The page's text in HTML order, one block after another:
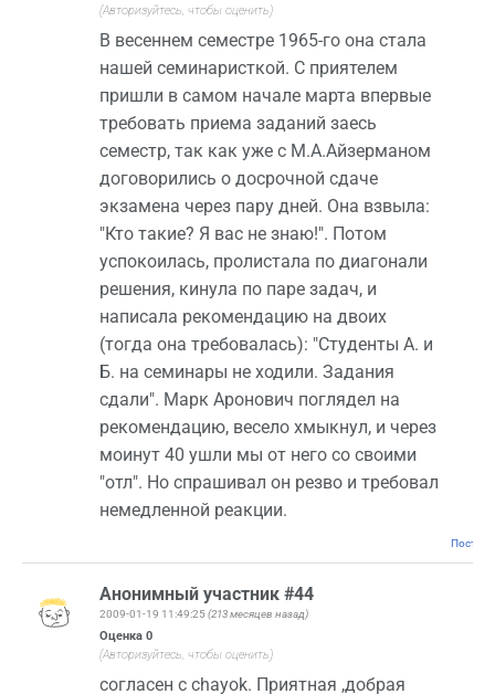
(Авторизуйтесь, чтобы оценить)
В весеннем семестре 1965-го она стала
нашей семинаристкой. С приятелем
пришли в самом начале марта впервые
требовать приема заданий заесь
семестр, так как уже с М.А.Айзерманом
договорились о досрочной сдаче
экзамена через пару дней. Она взвыла:
"Кто такие? Я вас не знаю!". Потом
успокоилась, пролистала по диагонали
решения, кинула по паре задач, и
написала рекомендацию на двоих
(тогда она требовалась): "Студенты А. и
Б. на семинары не ходили. Задания
сдали". Марк Аронович поглядел на
рекомендацию, весело хмыкнул, и через
моинут 40 ушли мы от него со своими
"отл". Но спрашивал он резво и требовал
немедленной реакции.
Анонимный участник #44
2009-01-19 11:49:25 (213 месяцев назад)
Оценка 0
(Авторизуйтесь, чтобы оценить)
согласен с chayok. Приятная ,добрая